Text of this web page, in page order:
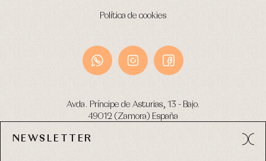
Política de cookies
Avda. Príncipe de Asturias, 13 - Bajo.
49012 (Zamora) España
Tel: 980 049 683
NEWSLETTER